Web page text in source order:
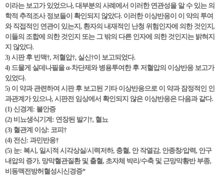
이라는 보고가 있었으나, 대부분의 사례에서 이러한 연관성을 알 수 있는 의
학적 추적조사 정보들이 확인되지 않았다. 이러한 이상반응이 이 약의 투여
와 직접적인 연관이 있는지, 환자의 내재적인 난청 위험인자에 의한 것인지,
이들의 조합에 의한 것인지 또는 그 밖의 다른 인자에 의한 것인지는 밝혀지
지 않았다.
3) 시판 후 빈맥†, 저혈압†, 실신†이 보고되었다.
4) 드물게 실데나필을 α-차단제와 병용투여한 후 저혈압의 이상반응 보고가
있었다.
5) 이 약과 관련하여 시판 후 보고된 기타 이상반응으로 이 약과 잠정적인 인
과관계가 있으나, 시판전 임상에서 확인되지 않은 이상반응은 다음과 같다.
(1) 신경계: 불안증
(2) 비뇨생식기계: 연장된 발기†, 혈뇨
(3) 혈관계 이상: 코피†
(4) 전신: 과민반응†
(5) 눈: 복시, 일시적 시각상실/시력저하, 충혈, 안 작열감, 안종창/압력, 안구
내압의 증가, 망막혈관질환 및 출혈, 초자체 박리/수축 및 근망막황반 부종,
비동맥전방허혈성시신경증*